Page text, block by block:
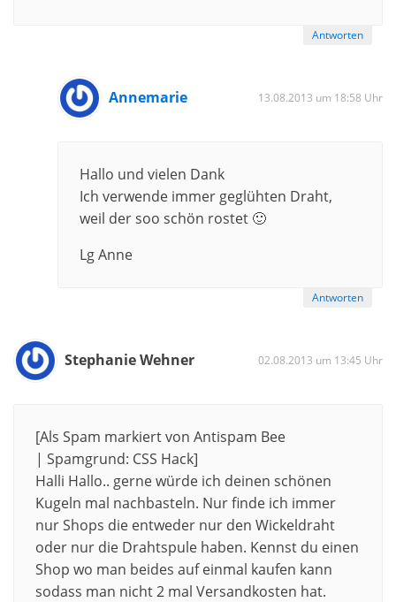
Antworten
Annemarie 13.08.2013 um 18:58 Uhr
Hallo und vielen Dank
Ich verwende immer geglühten Draht,
weil der soo schön rostet 🙂
Lg Anne
Antworten
Stephanie Wehner 02.08.2013 um 13:45 Uhr
[Als Spam markiert von Antispam Bee
| Spamgrund: CSS Hack]
Halli Hallo.. gerne würde ich deinen schönen
Kugeln mal nachbasteln. Nur finde ich immer
nur Shops die entweder nur den Wickeldraht
oder nur die Drahtspule haben. Kennst du einen
Shop wo man beides auf einmal kaufen kann
sodass man nicht 2 mal Versandkosten hat.